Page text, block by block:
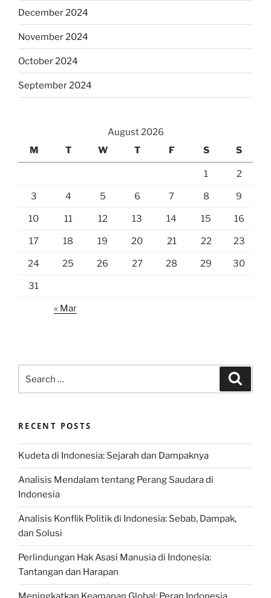
December 2024
November 2024
October 2024
September 2024
August 2026
M
T W T F S S
1 2
3 4 5 6 7 8 9
10 11 12 13 14 15 16
17 18 19 20 21 22 23
24 25 26 27 28 29 30
31
« Mar
for:
RECENT POSTS
Kudeta di Indonesia: Sejarah dan Dampaknya
Analisis Mendalam tentang Perang Saudara di
Indonesia
Analisis Konflik Politik di Indonesia: Sebab, Dampak,
dan Solusi
Perlindungan Hak Asasi Manusia di Indonesia:
Tantangan dan Harapan